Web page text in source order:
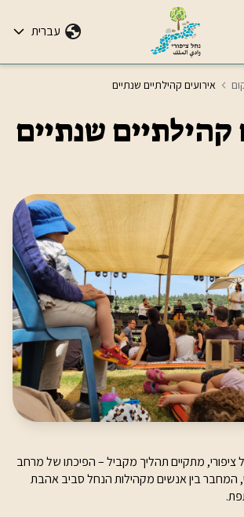
עברית
אירועים קהילתיים שנתיים
קהילתיים שנתיים
ציפורי, מתקיים תהליך מקביל – הפיכתו של מרחב
המחבר בין אנשים מקהילות הנחל סביב אהבת